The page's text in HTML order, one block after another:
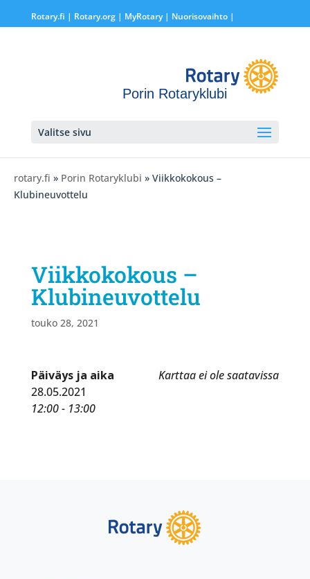
Rotary.fi | Rotary.org| MyRotary | Nuorisovaihto|
Porin Rotaryklubi
Valitse sivu
rotary.fi » Porin Rotaryklubi » Viikkokokous –
Klubineuvottelu
Viikkokokous –
Klubineuvottelu
touko 28, 2021
Karttaa ei ole saatavissa
Päiväys ja aika
28.05.2021
12:00 - 13:00